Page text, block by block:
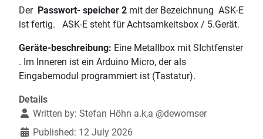
Der Passwort- speicher 2 mit der Bezeichnung ASK-E
ist fertig. ASK-E steht für Achtsamkeitsbox / 5.Gerät.
Geräte-beschreibung: Eine Metallbox mit SIchtfenster
. Im Inneren ist ein Arduino Micro, der als
Eingabemodul programmiert ist (Tastatur).
Details
Written by: Stefan Höhn a.k,a @dewomser
Published: 12 July 2026